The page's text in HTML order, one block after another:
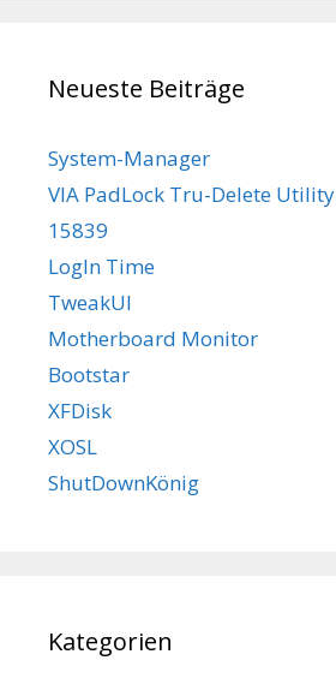
Neueste Beiträge
System-Manager
VIA PadLock Tru-Delete Utility
15839
LogIn Time
TweakUI
Motherboard Monitor
Bootstar
XFDisk
XOSL
ShutDownKönig
Kategorien